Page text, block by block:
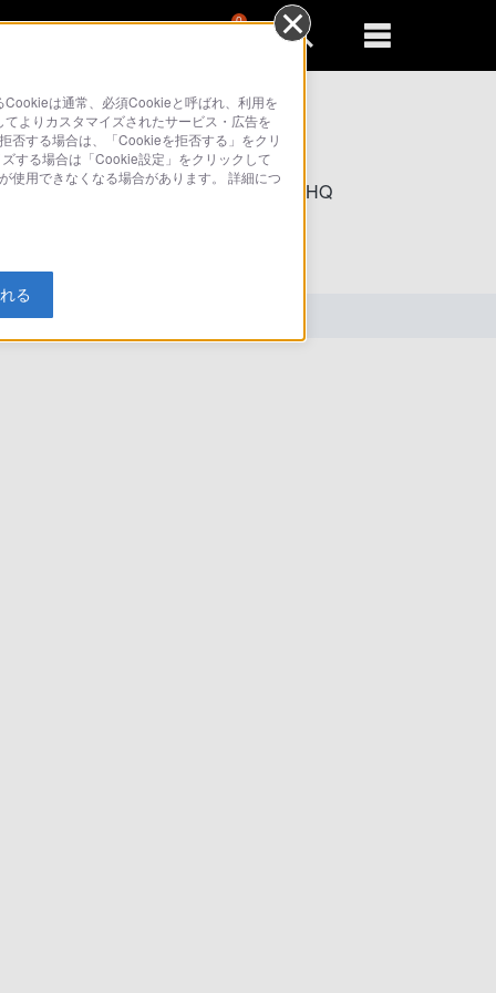
0
は通常、必須Cookieと呼ばれ、利用を
よりカスタマイズされたサービス・広告を
否する場合は、「Cookieを拒否する」をクリ
する場合は「Cookie設定」をクリックして
使用できなくなる場合があります。 詳細につ
る